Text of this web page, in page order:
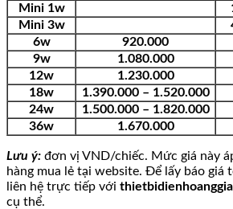
Mini 1w
Mini 3w
6w
920.000
9w
1.080.000
12w
1.230.000
18w
1.390.000 – 1.520.000
24w
1.500.000 – 1.820.000
36w
1.670.000
Lưu ý: đơn vị VND/chiếc. Mức giá này
hàng mua lẻ tại website. Để lấy báo giá
liên hệ trực tiếp với
cụ thể.